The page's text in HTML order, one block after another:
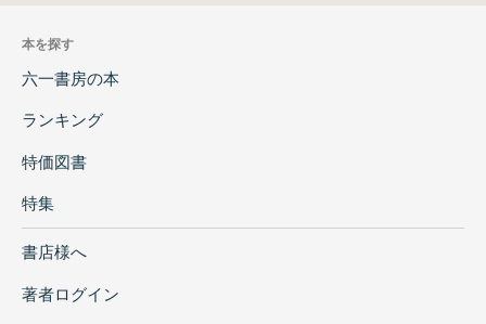
本を探す
六一書房の本
ランキング
特価図書
特集
書店様へ
著者ログイン